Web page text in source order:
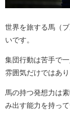
世界を旅する馬（
いです。
集団行動は苦手で
雰囲気だけではあり
馬の持つ発想力は
み出す能力を持って